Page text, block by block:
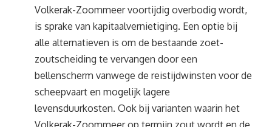
Volkerak-Zoommeer voortijdig overbodig wordt,
is sprake van kapitaalvernietiging. Een optie bij
alle alternatieven is om de bestaande zoet-
zoutscheiding te vervangen door een
bellenscherm vanwege de reistijdwinsten voor de
scheepvaart en mogelijk lagere
levensduurkosten. Ook bij varianten waarin het
Volkerak-Zoommeer op termijn zout wordt en de